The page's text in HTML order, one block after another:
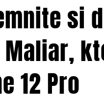
si
Maliar,
12 Pro